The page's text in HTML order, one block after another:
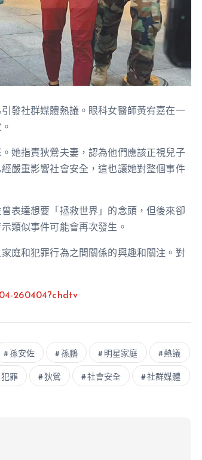
發社群媒體熱議。眼科女醫師黃宥嘉在一
她指責狄鶯夫妻，認為他們應該正視兒子
嚴重影響社會安全，這也讓她對整個事件
表達想要「拯救世界」的念頭，但後來卻
類似事件可能會再次發生。
庭和犯罪行為之間關係的興趣和關注。對
260404?chdtv
孫安佐 孫鵬 明星家庭 熱議
犯罪 狄鶯 社會安全 社群媒體